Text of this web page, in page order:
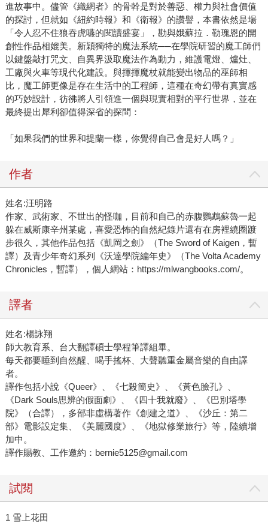
進故事中。儘管《織網者》的骨幹是對於善惡、權力與社會價值
的探討，但就如《紐約時報》和《衛報》的讚譽，本書依然是場
「令人忍不住狼吞虎嚥的閱讀盛宴」，勘與娥蘇拉．勒瑰恩的開
創性作品相媲美。新穎獨特的魔法系統──在學院研習的魔工師們
以鍵盤敲打咒文、自異界汲取魔法作為動力，維護電燈、爐灶、
工廠與火車等現代化建設。與揮揮魔杖就能變出物品的巫師相
比，魔工師更像是存在生活中的工程師，這種在奇幻帶有真實感
的巧妙設計，彷彿將人引領進一個與現實相對的平行世界，並在
最終提出犀利卻值得深省的探問：
「如果我們的世界和提蘭一樣，你覺得自己會是好人嗎？」
作者
姓名:汪明路
作家、武術家、不世出的怪咖，目前和自己的赤腹鸚鵡蘇魯一起
躲在威斯康辛州某處，喜愛恐怖的自然紀錄片還有在房裡繞圈踱
步很久，其他作品包括《凱岡之劍》（The Sword of Kaigen，暫
譯）及青少年奇幻系列《沃達學院編年史》（The Volta Academy
Chronicles，暫譯），個人網站：https://mlwangbooks.com/。
譯者
姓名:楊詠翔
師大教育系、台大翻譯碩士學程筆譯組畢。
每天都要睡到自然醒、喝手搖杯、大聲聽重金屬音樂的自由譯
者。
譯作包括小說《Queer》、《七殺簡史》、《黃色臉孔》、
《Dark Souls思辨的假面劇》、《四十我就廢》、《巴別塔學
院》（合譯），多部非虛構著作《創建之道》、《沙丘：第二
部》電影設定集、《美麗國度》、《地獄修業旅行》等，陸續增
加中。
譯作賜教、工作邀約：bernie5125@gmail.com
試閱
1 雪上花田